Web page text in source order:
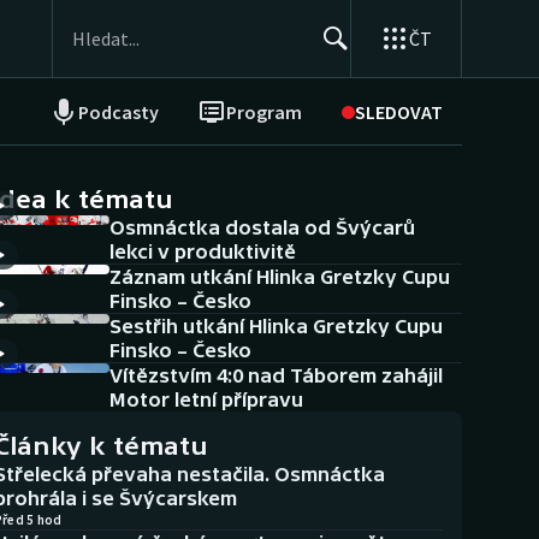
ČT
Podcasty Program SLEDOVAT
NEPŘEHLÉDNĚTE
Historické návraty
Aplikace ČT sport
AZ kvíz
k tématu
Osmnáctka dostala od Švýcarů
lekci v produktivitě
Záznam utkání Hlinka Gretzky Cupu
Finsko – Česko
Sestřih utkání Hlinka Gretzky Cupu
Finsko – Česko
Vítězstvím 4:0 nad Táborem zahájil
Motor letní přípravu
k tématu
převaha nestačila. Osmnáctka
i se Švýcarskem
5 hod